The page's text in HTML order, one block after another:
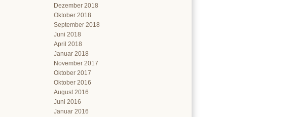
Dezember 2018
Oktober 2018
September 2018
Juni 2018
April 2018
Januar 2018
November 2017
Oktober 2017
Oktober 2016
August 2016
Juni 2016
Januar 2016